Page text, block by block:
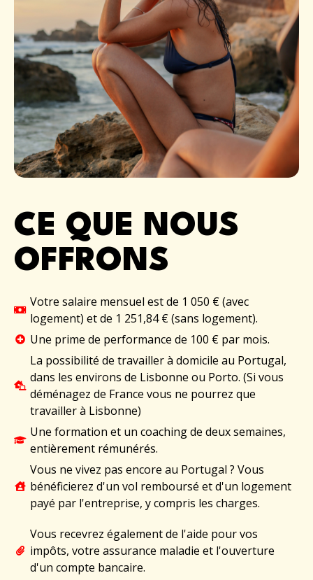
CE QUE NOUS
OFFRONS
Votre salaire mensuel est de 1 050 € (avec
logement) et de 1 251,84 € (sans logement).
Une prime de performance de 100 € par mois.
La possibilité de travailler à domicile au Portugal,
dans les environs de Lisbonne ou Porto. (Si vous
déménagez de France vous ne pourrez que
travailler à Lisbonne)
Une formation et un coaching de deux semaines,
entièrement rémunérés.
Vous ne vivez pas encore au Portugal ? Vous
bénéficierez d'un vol remboursé et d'un logement
payé par l'entreprise, y compris les charges.
Vous recevrez également de l'aide pour vos
impôts, votre assurance maladie et l'ouverture
d'un compte bancaire.